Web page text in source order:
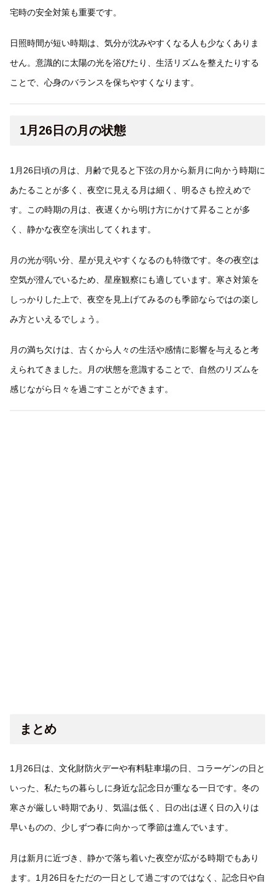
宅時の安全対策も重要です。
日照時間が短い時期は、気分が沈みやすくなる人も少なくありま
せん。意識的に太陽の光を浴びたり、生活リズムを整えたりする
ことで、心身のバランスを保ちやすくなります。
1月26日の月の状態
1月26日頃の月は、月齢で見ると下弦の月から新月に向かう時期に
あたることが多く、夜空に見える月は細く、明るさも控えめで
す。この時期の月は、夜遅くから明け方にかけて昇ることが多
く、静かな夜空を演出してくれます。
月の光が弱い分、星が見えやすくなるのも特徴です。冬の夜空は
空気が澄んでいるため、星座観察にも適しています。寒さ対策を
しっかりした上で、夜空を見上げてみるのも季節ならではの楽し
み方といえるでしょう。
月の満ち欠けは、古くから人々の生活や感情に影響を与えると考
えられてきました。月の状態を意識することで、自然のリズムを
感じながら日々を過ごすことができます。
まとめ
1月26日は、文化財防火デーや有料駐車場の日、コラーゲンの日と
いった、私たちの暮らしに身近な記念日が重なる一日です。冬の
寒さが厳しい時期であり、気温は低く、日の出は遅く日の入りは
早いものの、少しずつ春に向かって季節は進んでいます。
月は新月に近づき、静かで落ち着いた夜空が広がる時期でもあり
ます。1月26日をただの一日として過ごすのではなく、記念日や自